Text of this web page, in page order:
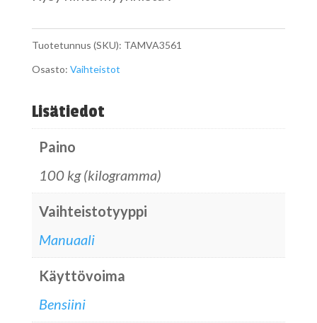
Tuotetunnus (SKU): TAMVA3561
Osasto: Vaihteistot
Lisätiedot
Paino
100 kg (kilogramma)
Vaihteistotyyppi
Manuaali
Käyttövoima
Bensiini